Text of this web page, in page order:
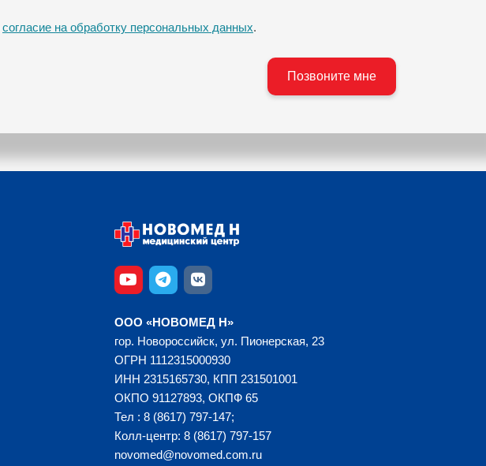
согласие на обработку персональных данных.
ООО «НОВОМЕД Н»
гор. Новороссийск, ул. Пионерская, 23
ОГРН 1112315000930
ИНН 2315165730, КПП 231501001
ОКПО 91127893, ОКПФ 65
Тел : 8 (8617) 797-147;
Колл-центр: 8 (8617) 797-157
novomed@novomed.com.ru